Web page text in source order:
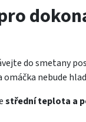
do smetany
omáčka nebude
střední teplota a